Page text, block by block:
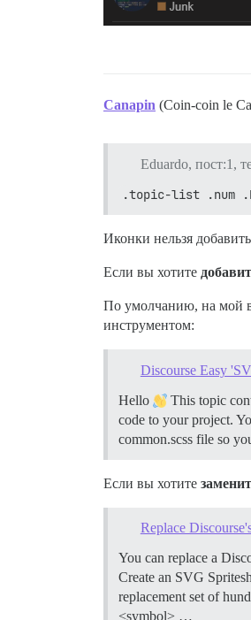
Canapin (Coin-coin le
Eduardo, пост:1,
.topic-list .num
Иконки нельзя
Если вы хотите
По умолчанию, на мой
инструментом:
Discourse Easy
Hello This topic
code to your project.
common.scss file so
Если вы хотите
Replace
You can replace a
Create an SVG
replacement set of
<symbol> …